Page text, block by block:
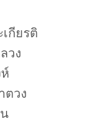
กียรติ
วง
ตวง